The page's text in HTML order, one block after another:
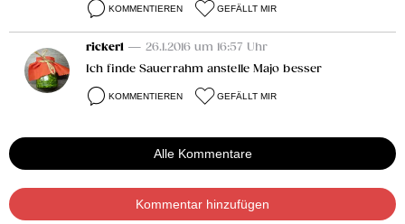
KOMMENTIEREN GEFÄLLT MIR
rickerl — 26.1.2016 um 16:57 Uhr
Ich finde Sauerrahm anstelle Majo besser
KOMMENTIEREN GEFÄLLT MIR
Alle Kommentare
Kommentar hinzufügen